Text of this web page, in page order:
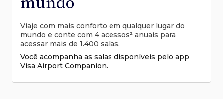
Viaje com mais conforto em qualquer lugar do
mundo e conte com 4 acessos² anuais para
acessar mais de 1.400 salas.
Você acompanha as salas disponíveis pelo app
Visa Airport Companion.